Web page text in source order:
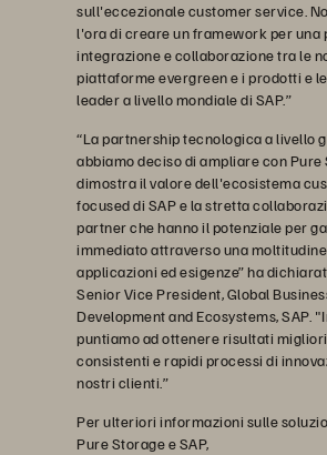
sull'eccezionale customer service.
l'ora di creare un framework per una
integrazione e collaborazione tra le
piattaforme evergreen e i prodotti e
leader a livello mondiale di SAP.”
“La partnership tecnologica a livello
abbiamo deciso di ampliare con Pure
dimostra il valore dell'ecosistema
focused di SAP e la stretta
partner che hanno il potenziale per
immediato attraverso una
applicazioni ed esigenze” ha
Senior Vice President, Global
Development and Ecosystems, SAP.
puntiamo ad ottenere risultati
consistenti e rapidi processi di
nostri clienti.”
Per ulteriori informazioni sulle
Pure Storage e SAP,